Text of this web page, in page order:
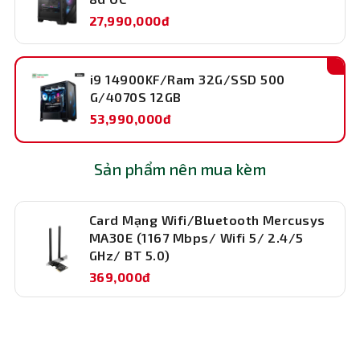
Tích hợp card đồ họa đẳng cấp
Card đồ họa MSI RTX 4070 SUPER 12G GAMING X SLIM
27,990,000đ
i9 14900KF/Ram 32G/SSD 500
G/4070S 12GB
53,990,000đ
Sản phẩm nên mua kèm
Card Mạng Wifi/Bluetooth Mercusys
MA30E (1167 Mbps/ Wifi 5/ 2.4/5
GHz/ BT 5.0)
369,000đ